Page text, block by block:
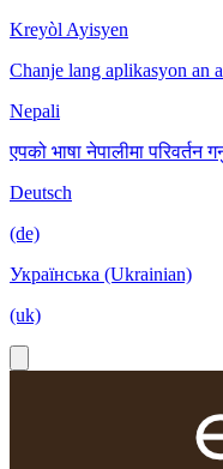
Kreyòl Ayisyen
Chanje lang aplikasyon an
Nepali
एपको भाषा नेपालीमा परिवर्तन
Deutsch
(de)
Українська (Ukrainian)
(uk)